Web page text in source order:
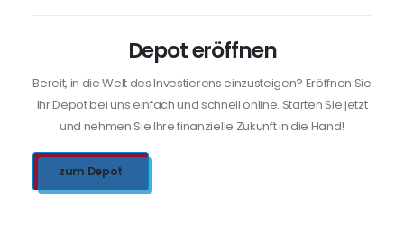
Depot eröffnen
Bereit, in die Welt des Investierens einzusteigen? Eröffnen Sie
Ihr Depot bei uns einfach und schnell online. Starten Sie jetzt
und nehmen Sie Ihre finanzielle Zukunft in die Hand!
zum Depot